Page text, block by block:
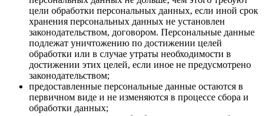
цели обработки персональных данных, если иной срок
хранения персональных данных не установлен
законодательством, договором. Персональные данные
подлежат уничтожению по достижении целей
обработки или в случае утраты необходимости в
достижении этих целей, если иное не предусмотрено
законодательством;
предоставленные персональные данные остаются в
первичном виде и не изменяются в процессе сбора и
обработки данных;